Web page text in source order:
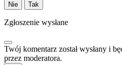
Nie Tak
Zgłoszenie wysłane
Twój komentarz został wysłany i
przez moderatora.